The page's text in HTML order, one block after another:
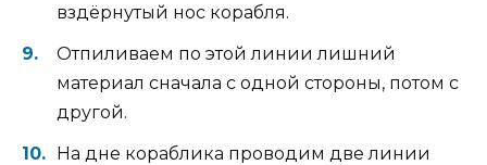
вздёрнутый нос корабля.
Отпиливаем по этой линии лишний
материал сначала с одной стороны, потом с
другой.
На дне кораблика проводим две линии